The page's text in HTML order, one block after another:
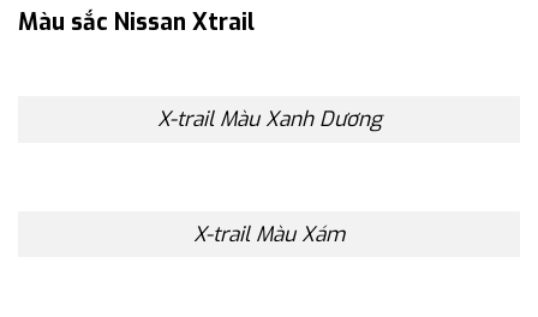
Màu sắc Nissan Xtrail
X-trail Màu Xanh Dương
X-trail Màu Xám